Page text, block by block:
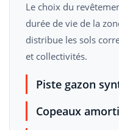
Le choix du
durée de vie de la
distribue les sols
et collectivités.
Piste gazon
Copeaux